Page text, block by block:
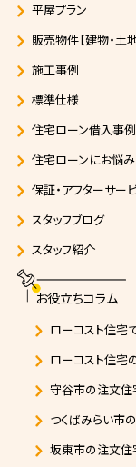
平屋プラン
販売物件【建物・土地
施工事例
標準仕様
住宅ローン借入事例
住宅ローンにお悩
保証・アフターサー
スタッフブログ
スタッフ紹介
お役立ちコラム
ローコスト住宅
ローコスト住宅の
守谷市の注文住
つくばみらい市
坂東市の注文住